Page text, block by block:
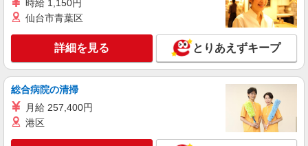
時給1400円〜 ※残業代支給 ★交通費別途支給
+゜ 入社祝い金10万円支給(規定有) お友達を紹介
頂くと, インセンティブ支給(規定有) ★月2回払
い・週払い可能（規程有）★ ゜・。○。・゜
+゜・。○。・゜+゜
群馬県太田市のY!mobileショップ
キープ 詳細を見る
派遣社員 紹介予定派遣
株式会社シエロ
【docomo】の携帯販売スタッフ
時給 1,150円
仙台市青葉区
詳細を見る とりあえずキープ
総合病院の清掃
月給 257,400円
港区